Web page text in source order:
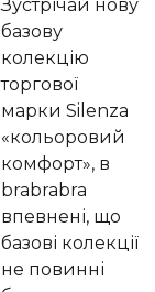
Зустрічай нову
базову
колекцію
торгової
марки Silenza
«кольоровий
комфорт», в
brabrabra
впевнені, що
базові колекції
не повинні